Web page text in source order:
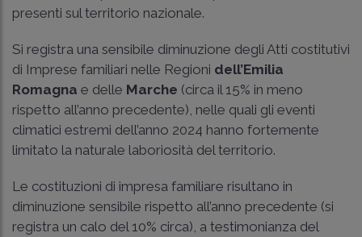
presenti sul territorio nazionale.
Si registra una sensibile diminuzione degli Atti costitutivi
di Imprese familiari nelle Regioni dell’Emilia
Romagna e delle Marche (circa il 15% in meno
rispetto all’anno precedente), nelle quali gli eventi
climatici estremi dell’anno 2024 hanno fortemente
limitato la naturale laboriosità del territorio.
Le costituzioni di impresa familiare risultano in
diminuzione sensibile rispetto all’anno precedente (si
registra un calo del 10% circa), a testimonianza del